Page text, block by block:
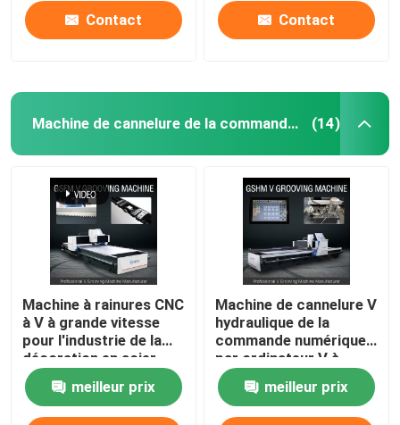
Contact Contact
Machine de cannelure de la commande numérique par ordinateur V (14)
Machine à rainures CNC
à V à grande vitesse
pour l'industrie de la
décoration en acier
inoxydable - modèle
1225
meilleur prix
Machine de cannelure V
hydraulique de la
commande numérique
par ordinateur V à
grande vitesse
cannelant la machine
pour la tôle 1225
meilleur prix